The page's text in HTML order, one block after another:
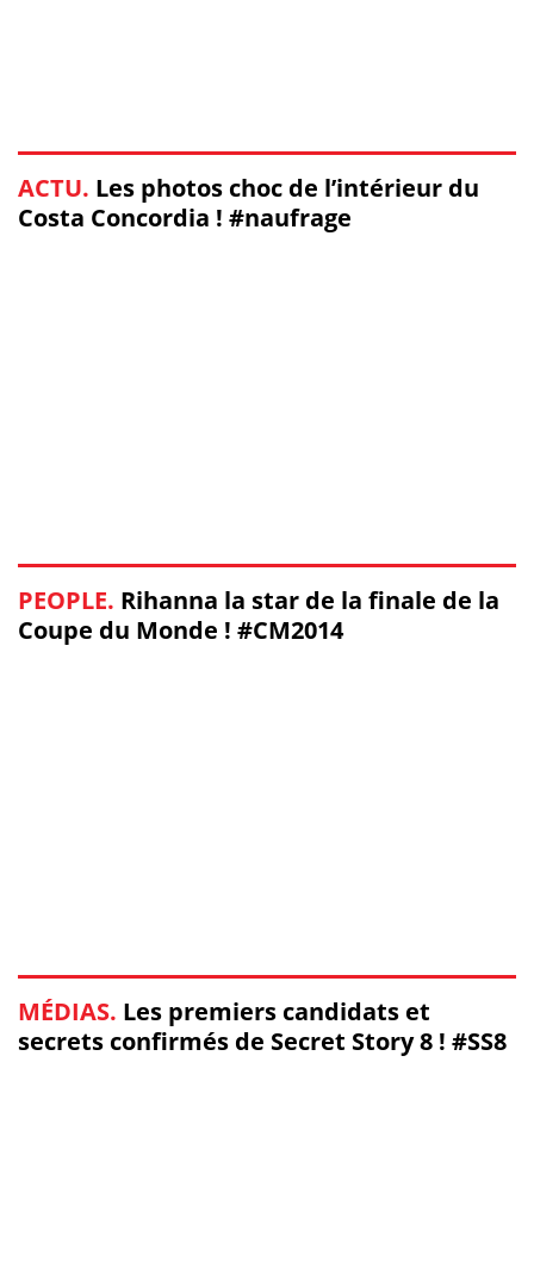
ACTU. Les photos choc de l’intérieur du
Costa Concordia ! #naufrage
PEOPLE. Rihanna la star de la finale de la
Coupe du Monde ! #CM2014
MÉDIAS. Les premiers candidats et
secrets confirmés de Secret Story 8 ! #SS8